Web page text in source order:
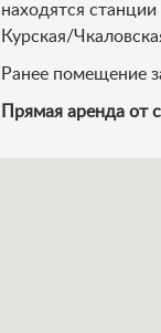
находятся
Курская/
Ранее помещение
Прямая аренда от